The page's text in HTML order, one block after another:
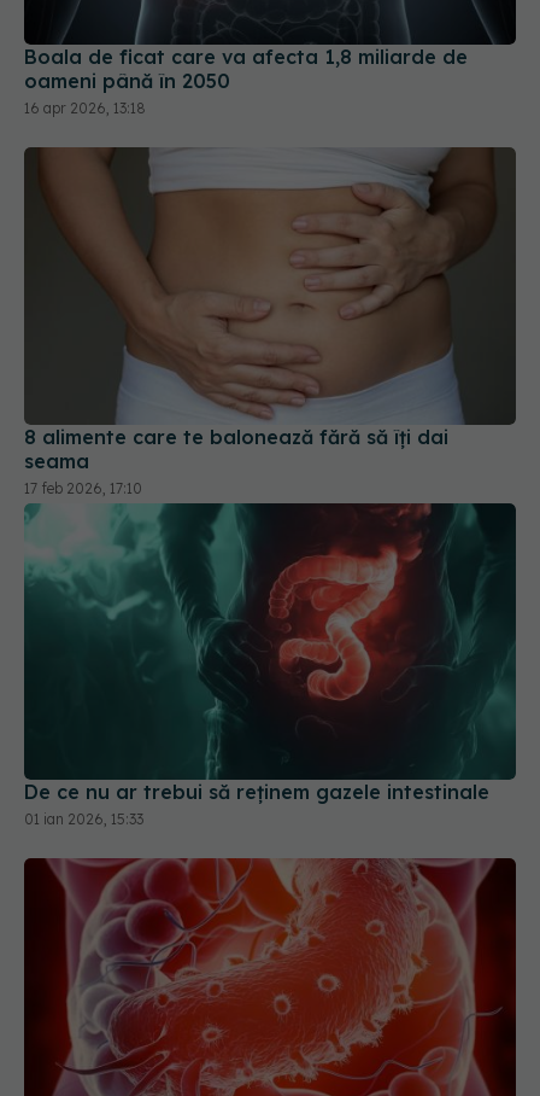
Boala de ficat care va afecta 1,8 miliarde de
oameni până în 2050
16 apr 2026, 13:18
8 alimente care te balonează fără să îți dai
seama
De ce nu ar trebui să reținem gazele intestinale
01 ian 2026, 15:33